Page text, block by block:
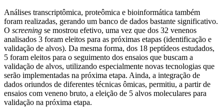
Análises transcriptômica, proteômica e bioinformática também
foram realizadas, gerando um banco de dados bastante significativo.
O screening se mostrou efetivo, uma vez que dos 32 venenos
analisados 3 foram eleitos para as próximas etapas (identificação e
validação de alvos). Da mesma forma, dos 18 peptídeos estudados,
5 foram eleitos para o seguimento dos ensaios que buscam a
validação de alvos, utilizando especialmente novas tecnologias que
serão implementadas na próxima etapa. Ainda, a integração de
dados oriundos de diferentes técnicas ômicas, permitiu, a partir de
ensaios com veneno bruto, a eleição de 5 alvos moleculares para
validação na próxima etapa.